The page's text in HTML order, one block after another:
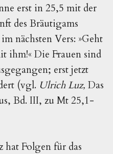
erst in 25,5 mit der
des Bräutigams
nächsten Vers: »Geht
ihm!« Die Frauen sind
erst jetzt
(vgl. Ulrich Luz, Das
Bd. III, zu Mt 25,1-
hat Folgen für das